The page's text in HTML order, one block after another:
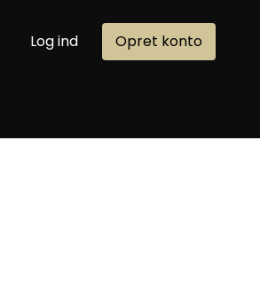
Log ind Opret konto